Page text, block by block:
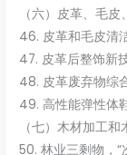
（六）皮革、毛
46. 皮革和毛皮清
47. 皮革后整饰新
48. 皮革废弃物综
49. 高性能弹性体
（七）木材加工
50. 林业三剩物，